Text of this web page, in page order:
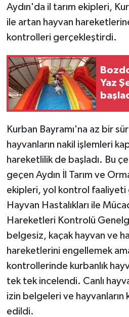
Aydın'da il tarım ekipleri,
ile artan hayvan
kontrolleri gerçekleştirdi.
Yaz
Kurban Bayramı'na az bir
hayvanların nakil işlemleri
hareketlilik de başladı. Bu
geçen Aydın İl Tarım ve
ekipleri, yol kontrol
Hayvan Hastalıkları ile
Hareketleri Kontrolü
belgesiz, kaçak hayvan ve
hareketlerini engellemek
kontrollerinde kurbanlık
tek tek incelendi. Canlı
izin belgeleri ve hayvanların
edildi.